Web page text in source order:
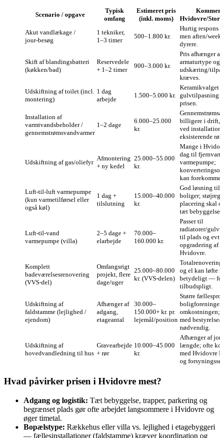
Scenario / opgave
Typisk
omfang
Estimeret pris
(inkl. moms)
Hvidovre/
Akut vandlækage /
jour‑besøg
1 tekniker,
1–3 timer
500–1.800 kr.
Hurtig
men aften/
dyrere.
Skift af blandingsbatteri
(køkken/bad)
Reservedele
+ 1–2 timer
900–3.000 kr.
Pris afhænger
armaturtype
udskæring/
kræves.
Udskiftning af toilet (incl.
montering)
1 dag
arbejde
1.500–5.000 kr. gulvtilpasning
prisen.
Installation af
varmtvandsbeholder /
gennemstrømsvandvarmer
1–2 dage
6.000–25.000
kr.
billigere i drift,
ved
eksisterende
Udskiftning af gas/oliefyr
Afmontering
+ ny kedel
25.000–55.000
kr.
Mange i
dag til
varmepumpe;
kan
Luft‑til‑luft varmepumpe
(kun varmetilførsel eller
også køl)
1 dag +
tilslutning
15.000–40.000
kr.
God løsning
boliger;
placering skal
tæt
Luft‑til‑vand
varmepumpe (villa)
2–5 dage +
elarbejde
70.000–
160.000 kr.
Passer til
radiatorer/
til plads og
opgradering af
Hvidovre.
Komplett
badeværelsesrenovering
(VVS‑del)
Omfangsrigt
projekt, flere
dage/uger
25.000–80.000
kr. (VVS‑delen)
og el kan løfte
betydeligt —
tilbudspligt.
Udskiftning af
faldstamme (lejlighed /
ejendom)
Afhænger af
adgang,
etageantal
30.000–
150.000+ kr. pr.
lejemål/position
Større
med
nødvendig.
Udskiftning af
hovedvandledning til hus
Gravearbejde
+ rør
10.000–45.000
kr.
Afhænger af
længde; ofte
med Hvidovre
og
Hvad påvirker prisen i Hvidovre mest?
Adgang og logistik: Tæt bebyggelse, trapper, parkering og
begrænset plads gør ofte arbejdet langsommere i Hvidovre og
øger timetal.
Bopælstype: Rækkehus eller villa vs. lejlighed i etagebyggeri
— fællesinstallationer (faldstamme) kræver koordination og